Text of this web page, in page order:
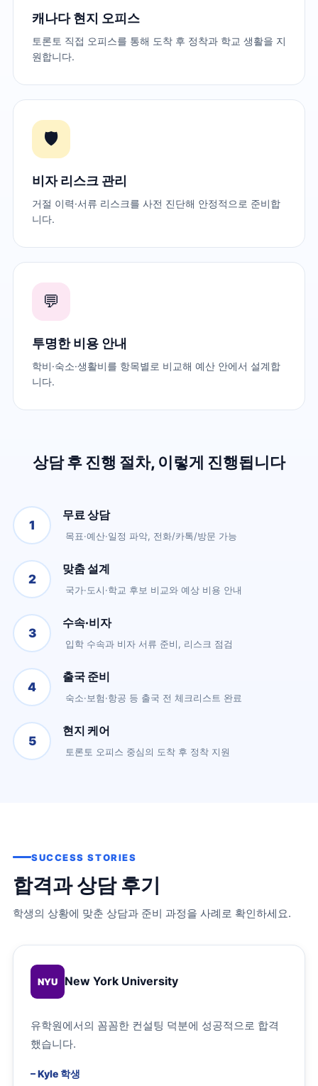
캐나다 현지 오피스
토론토 직접 오피스를 통해 도착 후 정착과 학교 생활을 지
원합니다.
🛡️
비자 리스크 관리
거절 이력·서류 리스크를 사전 진단해 안정적으로 준비합
니다.
💬
투명한 비용 안내
학비·숙소·생활비를 항목별로 비교해 예산 안에서 설계합
니다.
상담 후 진행 절차, 이렇게 진행됩니다
1
무료 상담
목표·예산·일정 파악, 전화/카톡/방문 가능
2
맞춤 설계
국가·도시·학교 후보 비교와 예상 비용 안내
3
수속·비자
입학 수속과 비자 서류 준비, 리스크 점검
4
출국 준비
숙소·보험·항공 등 출국 전 체크리스트 완료
5
현지 케어
토론토 오피스 중심의 도착 후 정착 지원
SUCCESS STORIES
합격과 상담 후기
학생의 상황에 맞춘 상담과 준비 과정을 사례로 확인하세요.
NYU New York University
유학원에서의 꼼꼼한 컨설팅 덕분에 성공적으로 합격
했습니다.
–Kyle 학생